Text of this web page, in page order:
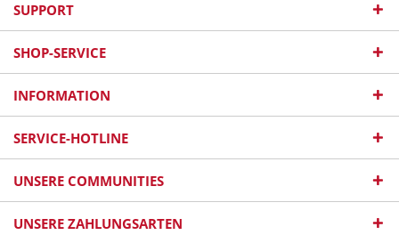
SUPPORT
SHOP-SERVICE
INFORMATION
SERVICE-HOTLINE
UNSERE COMMUNITIES
UNSERE ZAHLUNGSARTEN